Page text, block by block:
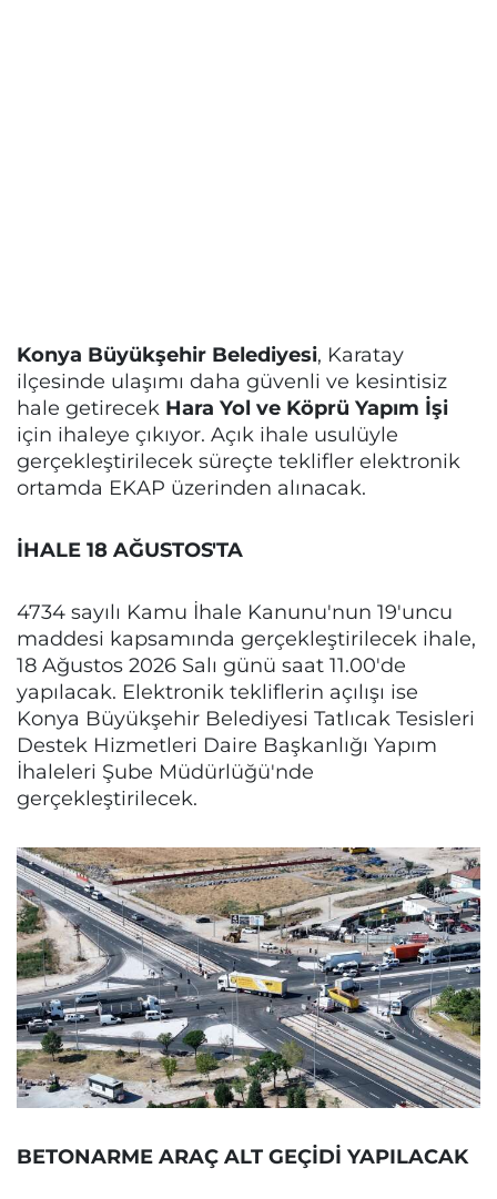
Konya Büyükşehir Belediyesi, Karatay
ilçesinde ulaşımı daha güvenli ve kesintisiz
hale getirecek Hara Yol ve Köprü Yapım İşi
için ihaleye çıkıyor. Açık ihale usulüyle
gerçekleştirilecek süreçte teklifler elektronik
ortamda EKAP üzerinden alınacak.
İHALE 18 AĞUSTOS'TA
4734 sayılı Kamu İhale Kanunu'nun 19'uncu
maddesi kapsamında gerçekleştirilecek ihale,
18 Ağustos 2026 Salı günü saat 11.00'de
yapılacak. Elektronik tekliflerin açılışı ise
Konya Büyükşehir Belediyesi Tatlıcak Tesisleri
Destek Hizmetleri Daire Başkanlığı Yapım
İhaleleri Şube Müdürlüğü'nde
gerçekleştirilecek.
BETONARME ARAÇ ALT GEÇİDİ YAPILACAK